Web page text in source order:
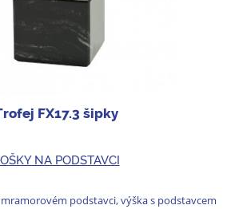
FX17.3 šipky
NA PODSTAVCI
mramorovém podstavci, výška s podstavcem